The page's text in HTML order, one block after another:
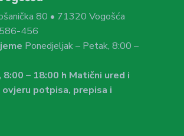
80 • 71320 Vogošća
456
Ponedjeljak – Petak, 8:00 –
– 18:00 h Matični ured i
potpisa, prepisa i